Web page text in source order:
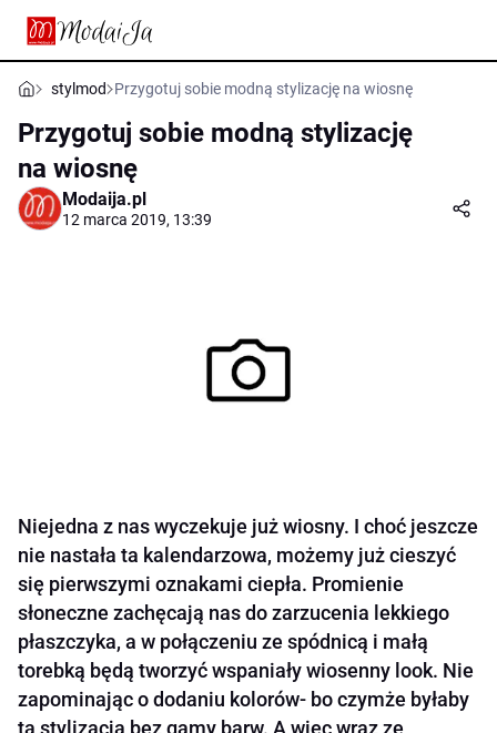
stylmod Przygotuj sobie modną stylizację na wiosnę
Przygotuj sobie modną stylizację
na wiosnę
Modaija.pl
12 marca 2019, 13:39
Niejedna z nas wyczekuje już wiosny. I choć jeszcze
nie nastała ta kalendarzowa, możemy już cieszyć
się pierwszymi oznakami ciepła. Promienie
słoneczne zachęcają nas do zarzucenia lekkiego
płaszczyka, a w połączeniu ze spódnicą i małą
torebką będą tworzyć wspaniały wiosenny look. Nie
zapominając o dodaniu kolorów- bo czymże byłaby
ta stylizacja bez gamy barw. A więc wraz ze